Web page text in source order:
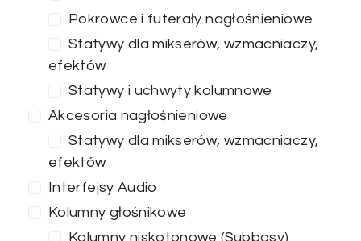
Pokrowce i futerały nagłośnieniowe
Statywy dla mikserów, wzmacniaczy,
efektów
Statywy i uchwyty kolumnowe
Akcesoria nagłośnieniowe
Statywy dla mikserów, wzmacniaczy,
efektów
Interfejsy Audio
Kolumny głośnikowe
Kolumny niskotonowe (Subbasy)